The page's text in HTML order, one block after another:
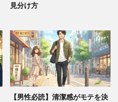
見分け方
【男性必読】清潔感がモテを決